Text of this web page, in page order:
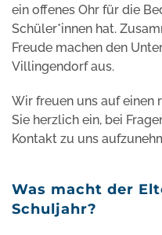
ein offenes Ohr für die
Schüler*innen hat.
Freude machen den
Villingendorf aus.
Wir freuen uns auf einen
Sie herzlich ein, bei
Kontakt zu uns
Was macht der
Schuljahr?